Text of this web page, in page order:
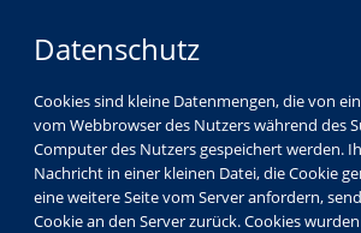
Datenschutz
Cookies sind kleine Datenmengen, die von
vom Webbrowser des Nutzers während des
Computer des Nutzers gespeichert werden.
Nachricht in einer kleinen Datei, die Cookie
eine weitere Seite vom Server anfordern,
Cookie an den Server zurück. Cookies